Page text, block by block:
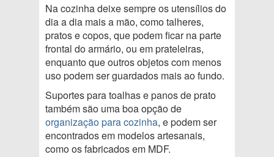
Na cozinha deixe sempre os utensílios do
dia a dia mais a mão, como talheres,
pratos e copos, que podem ficar na parte
frontal do armário, ou em prateleiras,
enquanto que outros objetos com menos
uso podem ser guardados mais ao fundo.
Suportes para toalhas e panos de prato
também são uma boa opção de
organização para cozinha, e podem ser
encontrados em modelos artesanais,
como os fabricados em MDF.